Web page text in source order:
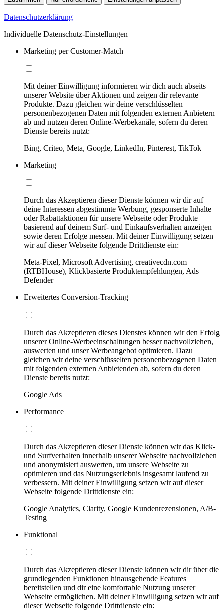
Datenschutzerklärung
Individuelle Datenschutz-Einstellungen
Marketing per Customer-Match
Mit deiner Einwilligung informieren wir dich auch abseits
unserer Website über Aktionen und zeigen dir relevante
Produkte. Dazu gleichen wir deine verschlüsselten
personenbezogenen Daten mit folgenden externen Anbietern
ab und nutzen deren Online-Werbekanäle, sofern du deren
Dienste bereits nutzt:
Bing, Criteo, Meta, Google, LinkedIn, Pinterest, TikTok
Marketing
Durch das Akzeptieren dieser Dienste können wir dir auf
deine Interessen abgestimmte Werbung, gesponserte Inhalte
oder Rabattaktionen für unsere Webseite oder Produkte
basierend auf deinem Surf- und Einkaufsverhalten anzeigen
sowie deren Erfolge messen. Mit deiner Einwilligung setzen
wir auf dieser Webseite folgende Drittdienste ein:
Meta-Pixel, Microsoft Advertising, creativecdn.com
(RTBHouse), Klickbasierte Produktempfehlungen, Ads
Defender
Erweitertes Conversion-Tracking
Durch das Akzeptieren dieses Dienstes können wir den Erfolg
unserer Online-Werbeeinschaltungen besser nachvollziehen,
auswerten und unser Werbeangebot optimieren. Dazu
gleichen wir deine verschlüsselten personenbezogenen Daten
mit folgenden externen Anbietenden ab, sofern du deren
Dienste bereits nutzt:
Google Ads
Performance
Durch das Akzeptieren dieser Dienste können wir das Klick-
und Surfverhalten innerhalb unserer Webseite nachvollziehen
und anonymisiert auswerten, um unsere Webseite zu
optimieren und das Nutzungserlebnis insgesamt laufend zu
verbessern. Mit deiner Einwilligung setzen wir auf dieser
Webseite folgende Drittdienste ein:
Google Analytics, Clarity, Google Kundenrezensionen, A/B-
Testing
Funktional
Durch das Akzeptieren dieser Dienste können wir dir über die
grundlegenden Funktionen hinausgehende Features
bereitstellen und dir eine komfortable Nutzung unserer
Webseite ermöglichen. Mit deiner Einwilligung setzen wir auf
dieser Webseite folgende Drittdienste ein: